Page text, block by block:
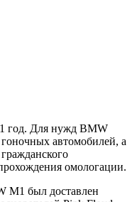
год. Для нужд BMW
автомобилей, а
омологации.
M1 был доставлен